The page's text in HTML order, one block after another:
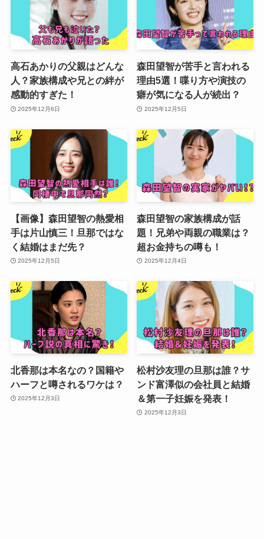
高石あかりの父親はどんな
人？家族構成や兄との絆が
感動的すぎた！
2025年12月6日
森田望智が苦手と言われる
理由5選！喋り方や演技の
癖が気になる人が続出？
2025年12月5日
【画像】森田望智の熱愛相
手は片山慎三！旦那ではな
く結婚はまだ先？
2025年12月5日
森田望智の家族構成が話
題！兄弟や両親の職業は？
超お金持ちの噂も！
2025年12月4日
北香那は本名なの？国籍や
ハーフと噂されるワケは？
2025年12月3日
松村沙友理の旦那は誰？サ
ンド富澤似の会社員と結婚
＆第一子妊娠を発表！
2025年12月3日